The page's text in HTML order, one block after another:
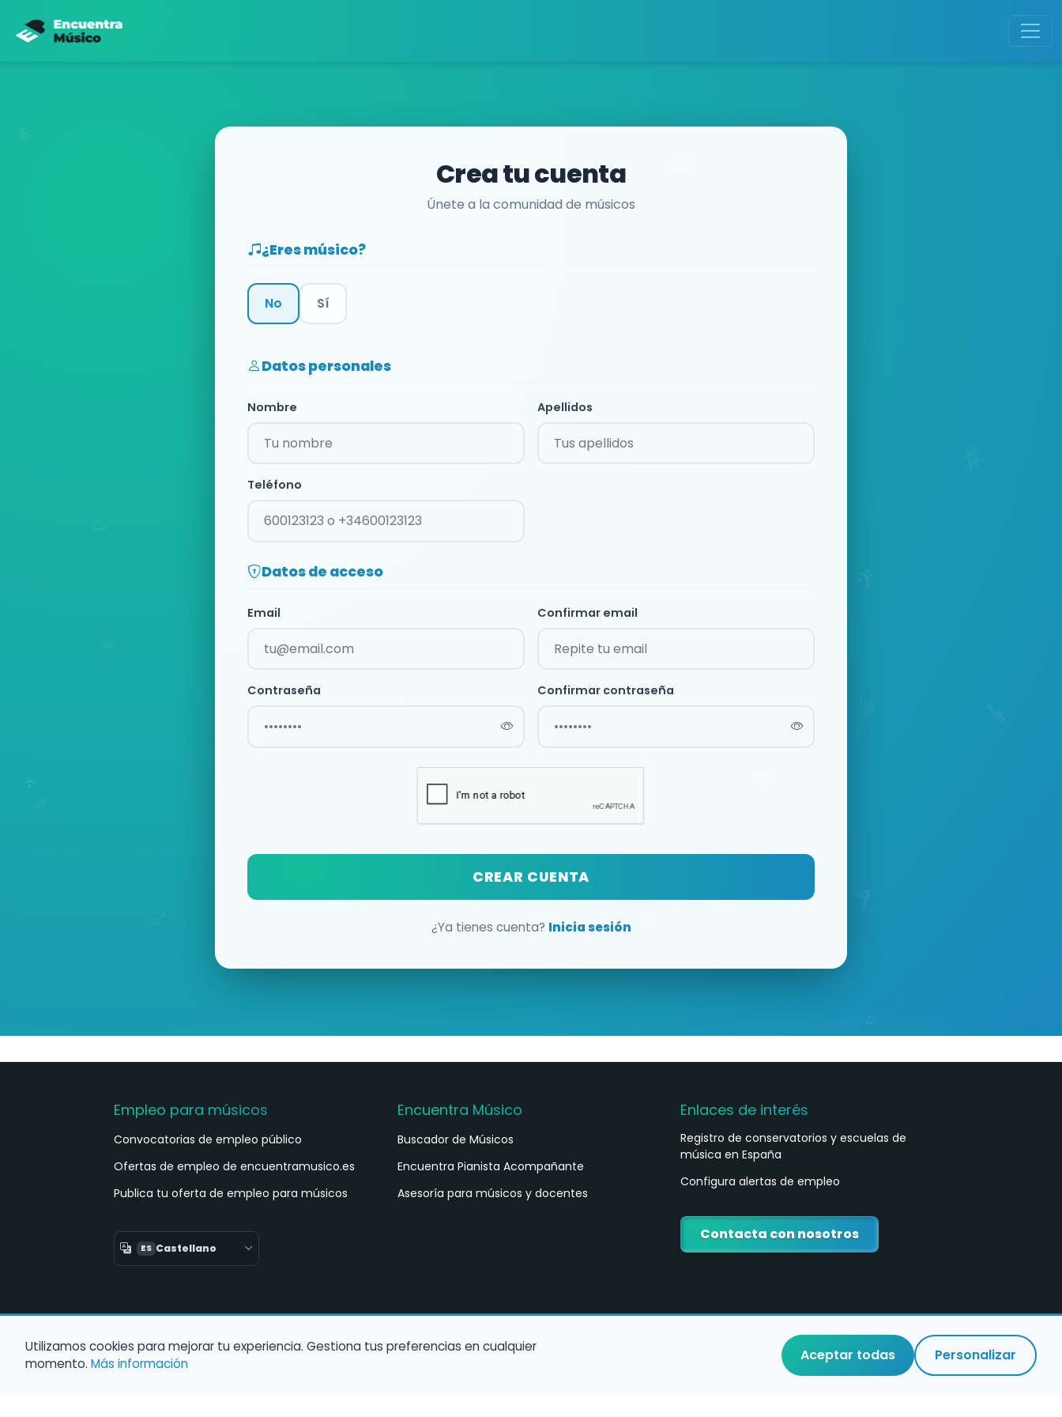
Crea tu cuenta
Únete a la comunidad de músicos
¿Eres músico?
No Sí
Datos personales
Nombre Apellidos
Teléfono
Datos de acceso
Email Confirmar email
Contraseña Confirmar contraseña
CREAR CUENTA
¿Ya tienes cuenta? Inicia sesión
Empleo para músicos
Convocatorias de empleo público
Ofertas de empleo de encuentramusico.es
Publica tu oferta de empleo para músicos
ES Castellano
Encuentra Músico
Buscador de Músicos
Encuentra Pianista Acompañante
Asesoría para músicos y docentes
Enlaces de interés
Registro de conservatorios y escuelas de
música en España
Configura alertas de empleo
Contacta con nosotros
Utilizamos cookies para mejorar tu experiencia. Gestiona tus preferencias en cualquier
momento. Más información Aceptar todas Personalizar